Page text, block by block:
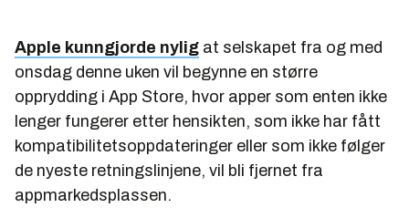
Apple kunngjorde nylig at selskapet fra og med
onsdag denne uken vil begynne en større
opprydding i App Store, hvor apper som enten ikke
lenger fungerer etter hensikten, som ikke har fått
kompatibilitetsoppdateringer eller som ikke følger
de nyeste retningslinjene, vil bli fjernet fra
appmarkedsplassen.